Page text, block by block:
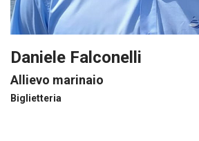
Daniele Falconelli
Allievo marinaio
Biglietteria